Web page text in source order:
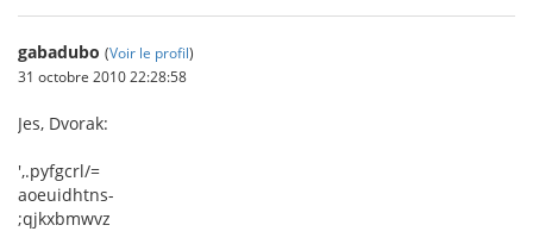
gabadubo (Voir le profil)
31 octobre 2010 22:28:58
Jes, Dvorak:
',.pyfgcrl/=
aoeuidhtns-
;qjkxbmwvz